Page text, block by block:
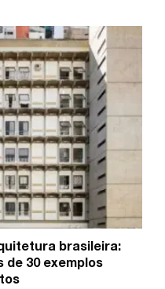
brasileira:
de 30 exemplos